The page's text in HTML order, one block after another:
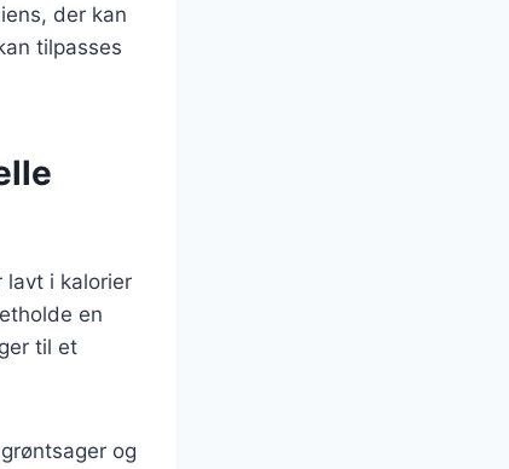
der kan
tilpasses
lavt i kalorier
en
til et
og